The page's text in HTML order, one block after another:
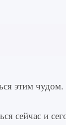
этим чудом.
сейчас и